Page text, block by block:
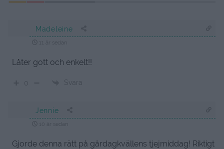
Madeleine
11 år sedan
Låter gott och enkelt!!
Svara
Jennie
10 år sedan
Gjorde denna rätt på gårdagkvällens tjejmiddag! Riktigt